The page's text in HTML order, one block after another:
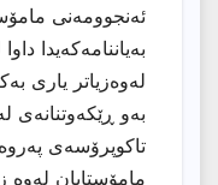
ئەنجوومەنى
بەیاننامەکەیدا
لەوەزیاتر یاری
بەو ڕێكەوتنانەی
تاكوپرۆسەی
مامۆستایان لەوە